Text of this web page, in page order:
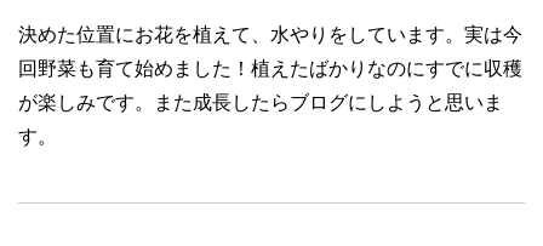
決めた位置にお花を植えて、水やりをしています。実は今
回野菜も育て始めました！植えたばかりなのにすでに収穫
が楽しみです。また成長したらブログにしようと思いま
す。